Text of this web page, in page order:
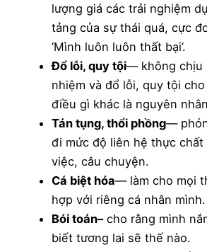
lượng giá các trải nghiệm
tảng của sự thái quá, cực
‘Mình luôn luôn thất bại’.
Đổ lỗi, quy tội— không chịu
nhiệm và đổ lỗi, quy tội
điều gì khác là nguyên
Tán tụng, thổi phồng—
đi mức độ liên hệ thực chất
việc, câu chuyện.
Cá biệt hóa— làm cho mọi
hợp với riêng cá nhân mình.
Bói toán–cho rằng mình
biết tương lai sẽ thế nào.